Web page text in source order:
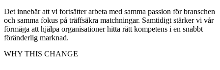
Det innebär att vi fortsätter arbeta med samma passion för branschen
och samma fokus på träffsäkra matchningar. Samtidigt stärker vi vår
förmåga att hjälpa organisationer hitta rätt kompetens i en snabbt
föränderlig marknad.
WHY THIS CHANGE